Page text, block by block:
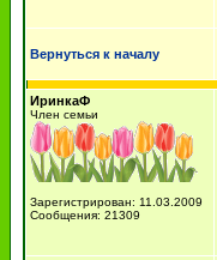
Вернуться к началу
ИринкаФ
Член семьи
Зарегистрирован: 11.03.2009
Сообщения: 21309